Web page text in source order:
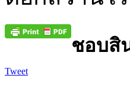
ชอบสิ
Tweet